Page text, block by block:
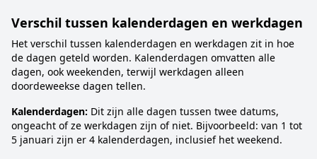
Verschil tussen kalenderdagen en werkdagen
Het verschil tussen kalenderdagen en werkdagen zit in hoe
de dagen geteld worden. Kalenderdagen omvatten alle
dagen, ook weekenden, terwijl werkdagen alleen
doordeweekse dagen tellen.
Kalenderdagen: Dit zijn alle dagen tussen twee datums,
ongeacht of ze werkdagen zijn of niet. Bijvoorbeeld: van 1 tot
5 januari zijn er 4 kalenderdagen, inclusief het weekend.